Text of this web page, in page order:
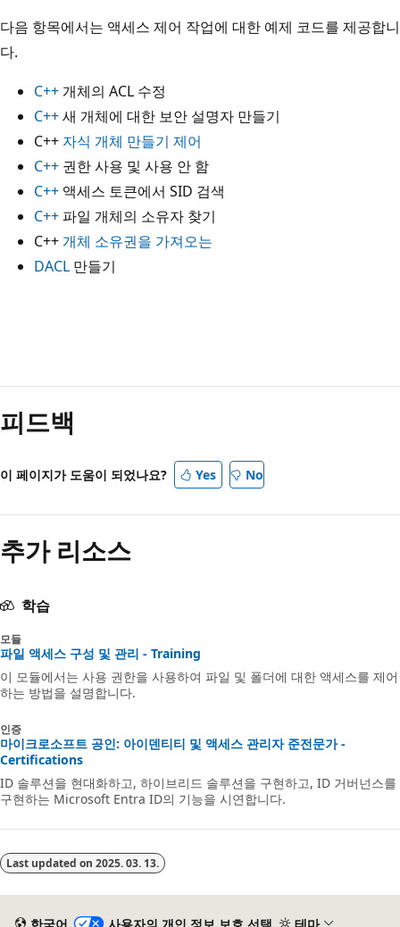
다음 항목에서는 액세스 제어 작업에 대한 예제 코드를 제공합니
다.
C++ 개체의 ACL 수정
C++새 개체에 대한 보안 설명자 만들기
C++ 자식 개체 만들기 제어
C++ 권한 사용 및 사용 안 함
C++ 액세스 토큰에서 SID 검색
C++ 파일 개체의 소유자 찾기
C++개체 소유권을 가져오는
DACL 만들기
피드백
이 페이지가 도움이 되었나요? Yes No
추가 리소스
학습
모듈
파일 액세스 구성 및 관리 - Training
이 모듈에서는 사용 권한을 사용하여 파일 및 폴더에 대한 액세스를 제어
하는 방법을 설명합니다.
인증
마이크로소프트 공인: 아이덴티티 및 액세스 관리자 준전문가 -
Certifications
ID 솔루션을 현대화하고, 하이브리드 솔루션을 구현하고, ID 거버넌스를
구현하는 Microsoft Entra ID의 기능을 시연합니다.
Last updated on 2025. 03. 13.